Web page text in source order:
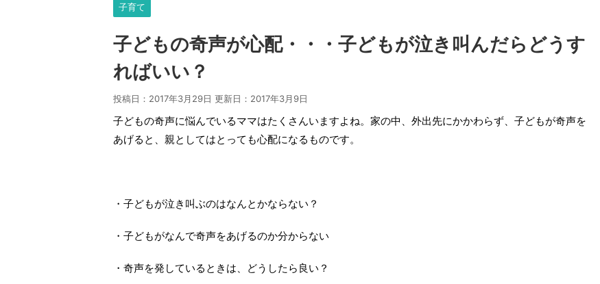
子育て
子どもの奇声が心配・・・子どもが泣き叫んだらどうす
ればいい？
投稿日：2017年3月29日 更新日： 2017年3月9日
子どもの奇声に悩んでいるママはたくさんいますよね。家の中、外出先にかかわらず、子どもが奇声を
あげると、親としてはとっても心配になるものです。
・子どもが泣き叫ぶのはなんとかならない？
・子どもがなんで奇声をあげるのか分からない
・奇声を発しているときは、どうしたら良い？